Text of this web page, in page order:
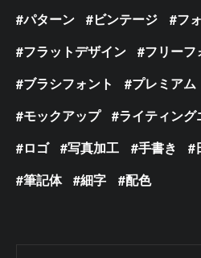
パターン
ビンテージ
フ
フラットデザイン
フリーフ
ブラシフォント
プレミアム
モックアップ
ライティング
ロゴ
写真加工 手書き
筆記体
細字 配色